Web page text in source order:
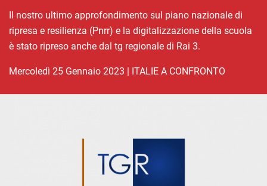
Il nostro ultimo approfondimento sul piano nazionale di
ripresa e resilienza (Pnrr) e la digitalizzazione della scuola
è stato ripreso anche dal tg regionale di Rai 3.
mercoledì 25 Gennaio 2023 | ITALIE A CONFRONTO